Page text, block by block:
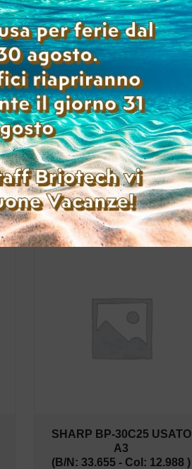
SHARP BP-30C25 USATO
A3
(B/N: 3.034 - Col: 2.083 )
Accedi per
visualizzare i prezzi
SHARP BP-30C25 USATO
A3
(B/N: 33.655 - Col: 12.988 )